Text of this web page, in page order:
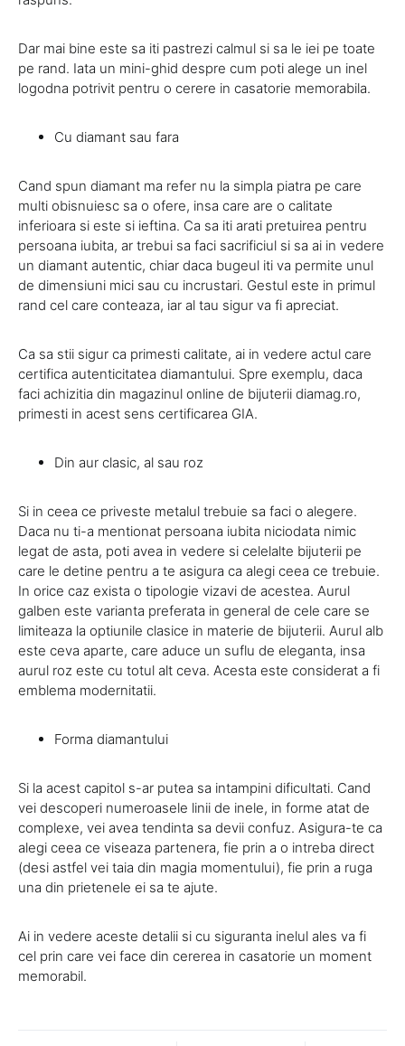
Dar mai bine este sa iti pastrezi calmul si sa le iei pe toate
pe rand. Iata un mini-ghid despre cum poti alege un inel
logodna potrivit pentru o cerere in casatorie memorabila.
Cu diamant sau fara
Cand spun diamant ma refer nu la simpla piatra pe care
multi obisnuiesc sa o ofere, insa care are o calitate
inferioara si este si ieftina. Ca sa iti arati pretuirea pentru
persoana iubita, ar trebui sa faci sacrificiul si sa ai in vedere
un diamant autentic, chiar daca bugeul iti va permite unul
de dimensiuni mici sau cu incrustari. Gestul este in primul
rand cel care conteaza, iar al tau sigur va fi apreciat.
Ca sa stii sigur ca primesti calitate, ai in vedere actul care
certifica autenticitatea diamantului. Spre exemplu, daca
faci achizitia din magazinul online de bijuterii diamag.ro,
primesti in acest sens certificarea GIA.
Din aur clasic, al sau roz
Si in ceea ce priveste metalul trebuie sa faci o alegere.
Daca nu ti-a mentionat persoana iubita niciodata nimic
legat de asta, poti avea in vedere si celelalte bijuterii pe
care le detine pentru a te asigura ca alegi ceea ce trebuie.
In orice caz exista o tipologie vizavi de acestea. Aurul
galben este varianta preferata in general de cele care se
limiteaza la optiunile clasice in materie de bijuterii. Aurul alb
este ceva aparte, care aduce un suflu de eleganta, insa
aurul roz este cu totul alt ceva. Acesta este considerat a fi
emblema modernitatii.
Forma diamantului
Si la acest capitol s-ar putea sa intampini dificultati. Cand
vei descoperi numeroasele linii de inele, in forme atat de
complexe, vei avea tendinta sa devii confuz. Asigura-te ca
alegi ceea ce viseaza partenera, fie prin a o intreba direct
(desi astfel vei taia din magia momentului), fie prin a ruga
una din prietenele ei sa te ajute.
Ai in vedere aceste detalii si cu siguranta inelul ales va fi
cel prin care vei face din cererea in casatorie un moment
memorabil.